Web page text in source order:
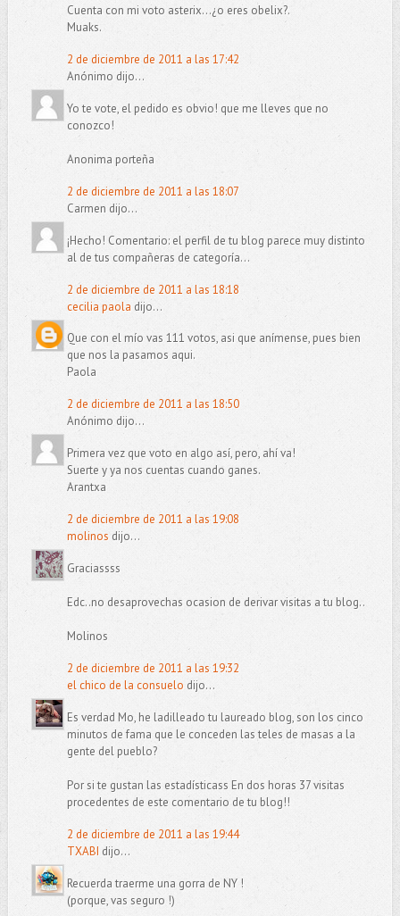
Cuenta con mi voto asterix...¿o eres obelix?.
Muaks.
2 de diciembre de 2011 a las 17:42
Anónimo dijo...
Yo te vote, el pedido es obvio! que me lleves que no
conozco!
Anonima porteña
2 de diciembre de 2011 a las 18:07
Carmen dijo...
¡Hecho! Comentario: el perfil de tu blog parece muy distinto
al de tus compañeras de categoría...
2 de diciembre de 2011 a las 18:18
cecilia paola dijo...
Que con el mío vas 111 votos, asi que anímense, pues bien
que nos la pasamos aqui.
Paola
2 de diciembre de 2011 a las 18:50
Anónimo dijo...
Primera vez que voto en algo así, pero, ahí va!
Suerte y ya nos cuentas cuando ganes.
Arantxa
2 de diciembre de 2011 a las 19:08
molinos dijo...
Graciassss
Edc..no desaprovechas ocasion de derivar visitas a tu blog..
Molinos
2 de diciembre de 2011 a las 19:32
el chico de la consuelo dijo...
Es verdad Mo, he ladilleado tu laureado blog, son los cinco
minutos de fama que le conceden las teles de masas a la
gente del pueblo?
Por si te gustan las estadísticass En dos horas 37 visitas
procedentes de este comentario de tu blog!!
2 de diciembre de 2011 a las 19:44
TXABI dijo...
Recuerda traerme una gorra de NY !
(porque, vas seguro !)